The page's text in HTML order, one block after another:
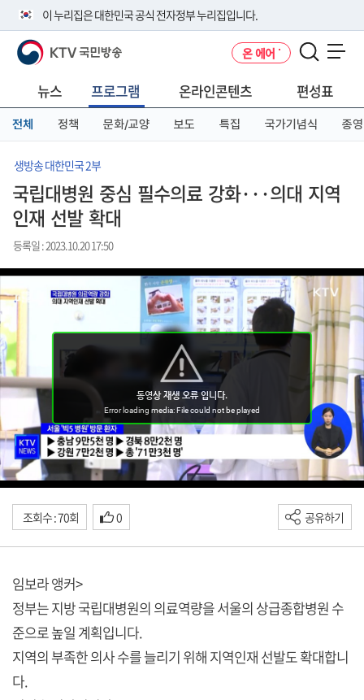
이 누리집은 대한민국 공식 전자정부 누리집입니다.
공식 누리집 주소 확인하기
니다.
이밖에 or.kr 또는 .kr등 다른 도메인 주소를 사용하고 있다면 아래 URL에
서 도메인 주소를 확인해 보세요
KTV 국민방송 온 에어
뉴스 프로그램 온라인콘텐츠 편성표
전체 정책 문화/교양 보도 특집 국가기념식 종영
생방송 대한민국 2부
국립대병원 중심 필수의료 강화···의대 지역
인재 선발 확대
등록일 : 2023.10.20 17:50
조회수 : 70회 0 공유하기
임보라 앵커>
정부는 지방 국립대병원의 의료역량을 서울의 상급종합병원 수
준으로 높일 계획입니다.
지역의 부족한 의사 수를 늘리기 위해 지역인재 선발도 확대합니
다.